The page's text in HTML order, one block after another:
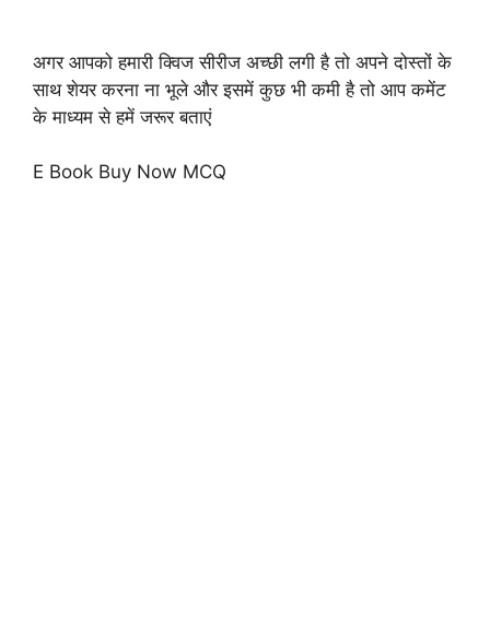
अगर आपको हमारी क्विज सीरीज अच्छी लगी है तो अपने दोस्तों के
साथ शेयर करना ना भूले और इसमें कुछ भी कमी है तो आप कमेंट
के माध्यम से हमें जरूर बताएं
E Book Buy Now MCQ